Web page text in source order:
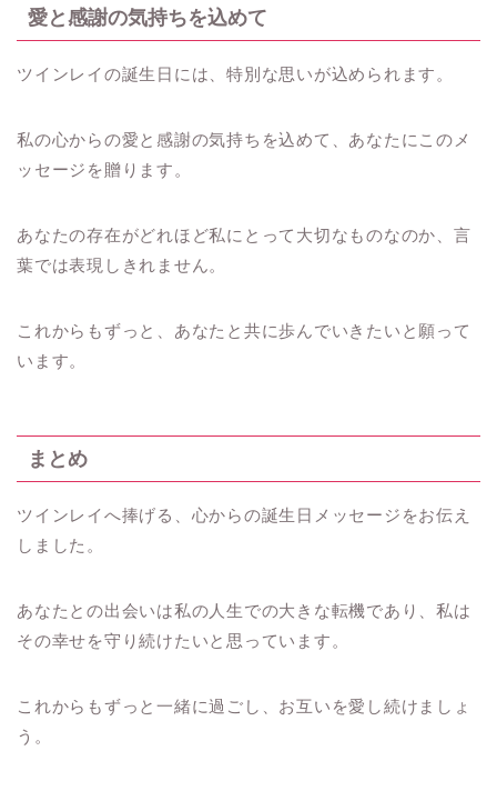
愛と感謝の気持ちを込めて
ツインレイの誕生日には、特別な思いが込められます。
私の心からの愛と感謝の気持ちを込めて、あなたにこのメ
ッセージを贈ります。
あなたの存在がどれほど私にとって大切なものなのか、言
葉では表現しきれません。
これからもずっと、あなたと共に歩んでいきたいと願って
います。
まとめ
ツインレイへ捧げる、心からの誕生日メッセージをお伝え
しました。
あなたとの出会いは私の人生での大きな転機であり、私は
その幸せを守り続けたいと思っています。
これからもずっと一緒に過ごし、お互いを愛し続けましょ
う。